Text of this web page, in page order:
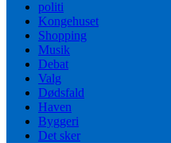
politi
Kongehuset
Shopping
Musik
Debat
Valg
Dødsfald
Haven
Byggeri
Det sker